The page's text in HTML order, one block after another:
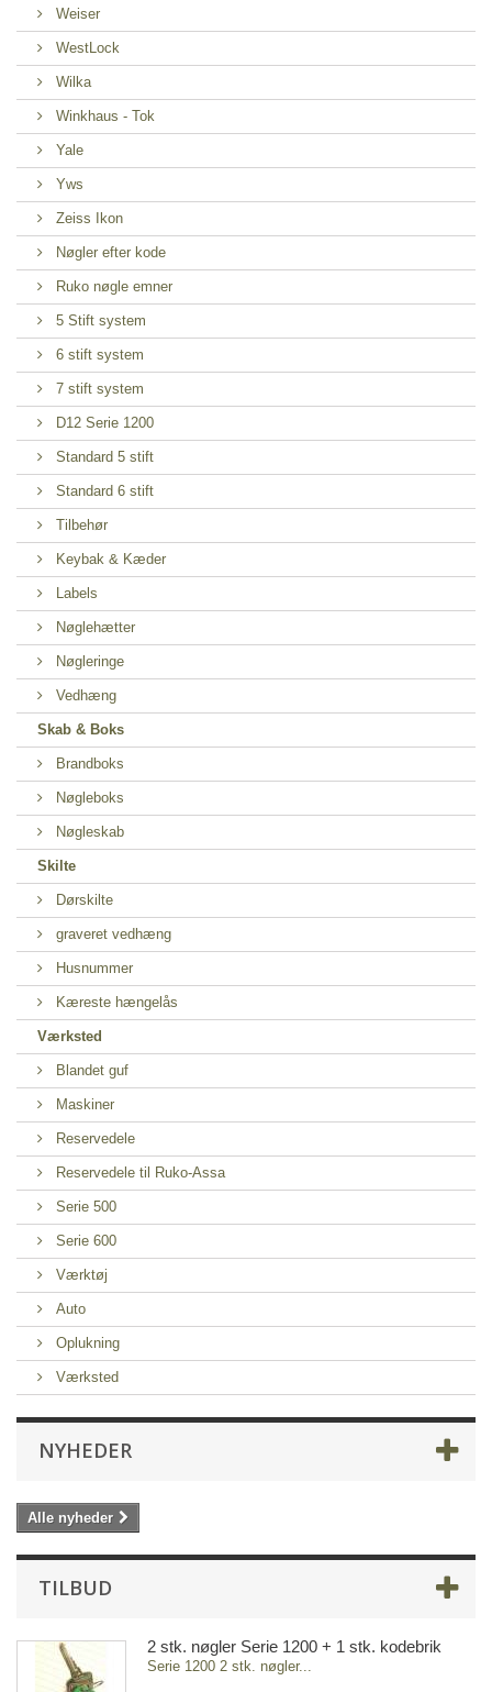
Weiser
WestLock
Wilka
Winkhaus - Tok
Yale
Yws
Zeiss Ikon
Nøgler efter kode
Ruko nøgle emner
5 Stift system
6 stift system
7 stift system
D12 Serie 1200
Standard 5 stift
Standard 6 stift
Tilbehør
Keybak & Kæder
Labels
Nøglehætter
Nøgleringe
Vedhæng
Skab & Boks
Brandboks
Nøgleboks
Nøgleskab
Skilte
Dørskilte
graveret vedhæng
Husnummer
Kæreste hængelås
Værksted
Blandet guf
Maskiner
Reservedele
Reservedele til Ruko-Assa
Serie 500
Serie 600
Værktøj
Auto
Oplukning
Værksted
NYHEDER
Alle nyheder
TILBUD
2 stk. nøgler Serie 1200 + 1 stk. kodebrik
Serie 1200 2 stk. nøgler...